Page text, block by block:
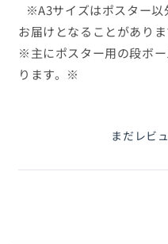
を
減
ら
す
を
増
や
※A3サイズはポスター以
お届けとなることがあり
※主にポスター用の段ボ
ります。※
まだレビ